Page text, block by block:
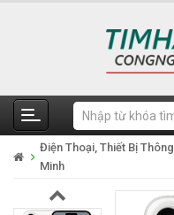
Điện Thoại, Thiết Bị Thông
Minh